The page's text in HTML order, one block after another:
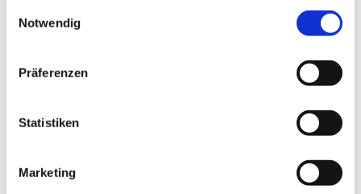
Notwendig
Präferenzen
Statistiken
Marketing